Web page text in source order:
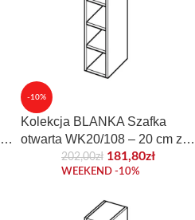
-10%
Kolekcja BLANKA Szafka
otwarta WK20/108 – 20 cm z
płyty korpusowej
202,00zł 181,80zł
WEEKEND -10%